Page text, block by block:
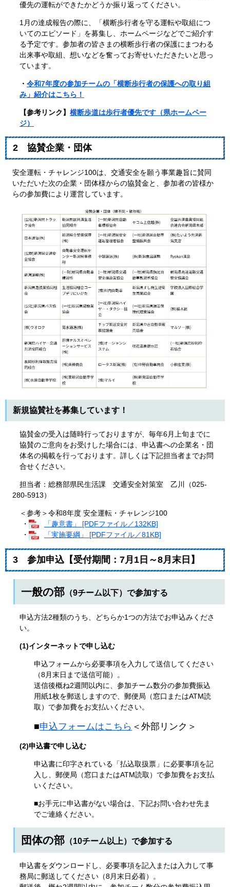
優先の運転ができたかどうか振り返ってください。
1月の達成報告の際に、「横断歩行者を守る運転や取組につ
いてのエピソード」を募集し、ホームページなどでご紹介す
る予定です。参加者の皆さまの横断歩行者の保護にまつわる
出来事や取組、想いなどを奮ってお寄せいただきたいと思っ
ています。
・ 令和7年度の参加チームの「横断歩行者の保護への取り組
み」紹介はこちら！
【参考リンク】 横断歩道は歩行者優先です（県ホームペー
ジ）
2 協賛企業・団体
安全運転・チャレンジ100は、交通安全を願う事業趣旨に賛同
いただいた次の企業・団体様からの協賛金と、参加者の皆様か
らの参加費により運営しています。
新規協賛社を募集しています！
協賛金の受入は随時行っておりますが、毎年6月上旬までに
協賛のご意向をお受けした場合には、申込書への企業名・団
体名の掲載を行っております。詳しくは下記担当者までお問
合せください。
担当者：総務部県民生活課 交通安全対策室 乙川（025-
280-5913）
＜参考＞令和8年度 安全運転・チャレンジ100
・
「趣意書」 [PDFファイル／132KB]
・
「実施要綱」 [PDFファイル／81KB]
3 参加申込【受付期間：7月1日～8月末日】
一般の部 （9チーム以下）で参加する
申込方法2種類のうち、どちらか1つの方法でお申込みくださ
い。
(1)インターネットで申し込む
申込フォームから必要事項を入力して送信してください
（8月末日まで送信可能）。
送信後概ね2週間以内に、参加チーム数分の参加費振込
用紙1枚を郵送しますので、郵便局（窓口またはATM読
取）で参加費をお支払いください。
■申込フォームはこちら ＜外部リンク＞
(2)申込書で申し込む
申込書に印字されている「払込取扱票」に必要事項を記
入し、郵便局（窓口またはATM読取）で参加費をお支払
いください。
■お手元に申込書がない場合は、下記お問い合わせ先ま
でご連絡ください。
団体の部 （10チーム以上）で参加する
申込書をダウンロードし、必要事項を記入または入力して事
務局に郵送してください（8月末日必着）。